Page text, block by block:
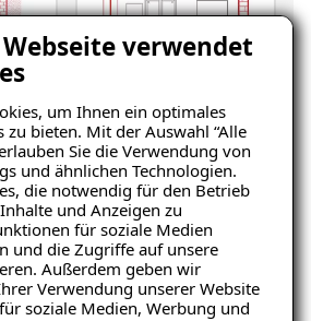
Webseite verwendet
um Ihnen ein optimales
zu bieten. Mit der Auswahl “Alle
Sie die Verwendung von
und ähnlichen Technologien.
die notwendig für den Betrieb
und Anzeigen zu
für soziale Medien
und die Zugriffe auf unsere
Außerdem geben wir
Verwendung unserer Website
soziale Medien, Werbung und
Wohnraum